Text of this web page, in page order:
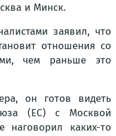
и Минск.
заявил, что
отношения со
чем раньше это
он готов видеть
(ЕС) с Москвой
наговорил каких-то